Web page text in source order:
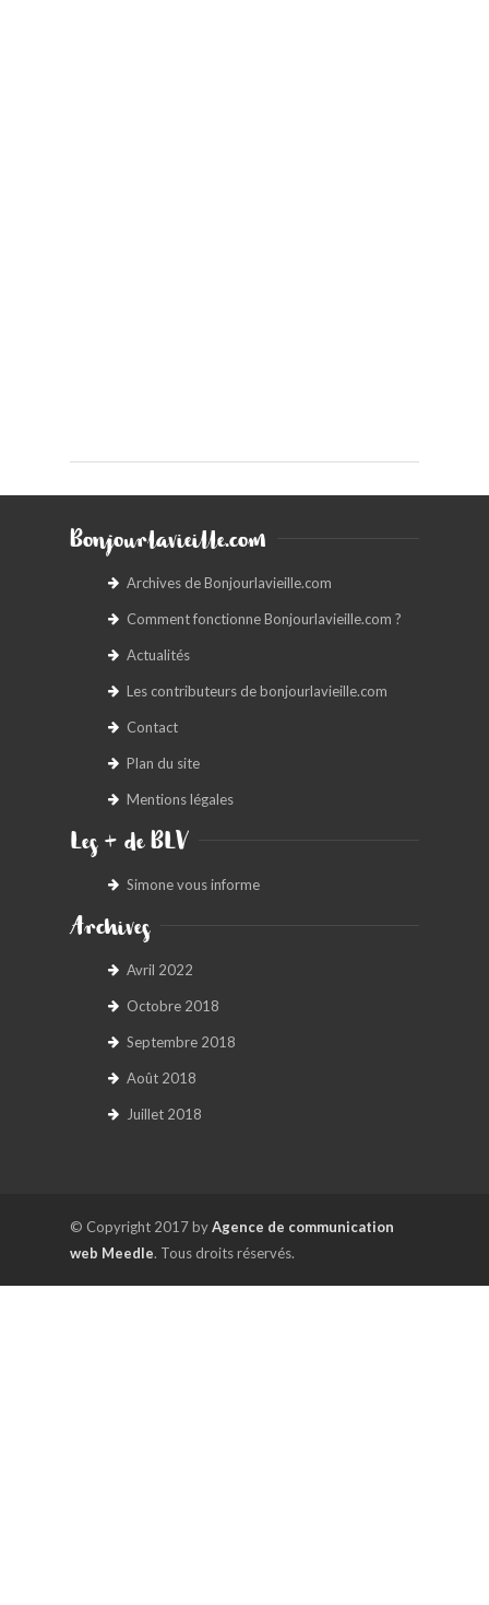
Bonjourlavieille.com
Archives de Bonjourlavieille.com
Comment fonctionne Bonjourlavieille.com ?
Actualités
Les contributeurs de bonjourlavieille.com
Contact
Plan du site
Mentions légales
Les + de BLV
Simone vous informe
Archives
Avril 2022
Octobre 2018
Septembre 2018
Août 2018
Juillet 2018
© Copyright 2017 byAgence de communication
web Meedle. Tous droits réservés.